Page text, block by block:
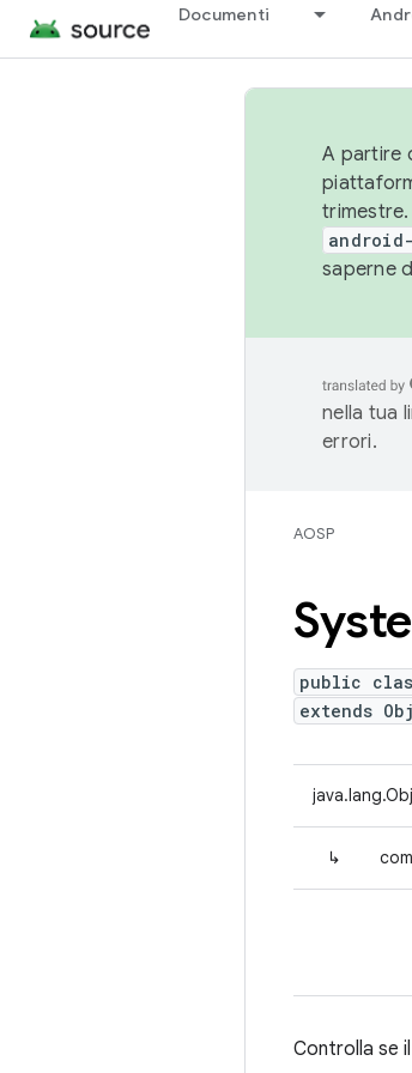
Documenti
A partire
trimestre.
saperne
nella tua
errori.
AOSP
public
extends
↳
Controlla se